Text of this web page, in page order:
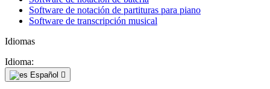
Software de notación de partituras para piano
Software de transcripción musical
Idiomas
Idioma:
Español 